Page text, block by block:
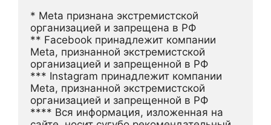
* Meta признана экстремистской
организацией и запрещена в РФ
** Facebook принадлежит компании
Meta, признанной экстремистской
организацией и запрещенной в РФ
*** Instagram принадлежит компании
Meta, признанной экстремистской
организацией и запрещенной в РФ
**** Вся информация, изложенная на